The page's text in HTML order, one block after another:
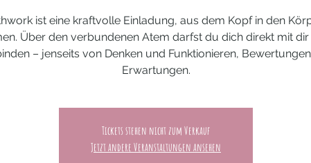
ist eine kraftvolle Einladung, aus dem Kopf in den
Über den verbundenen Atem darfst du dich direkt mit
– jenseits von Denken und Funktionieren,
Tickets stehen nicht zum Verkauf
Jetzt andere Veranstaltungen ansehen